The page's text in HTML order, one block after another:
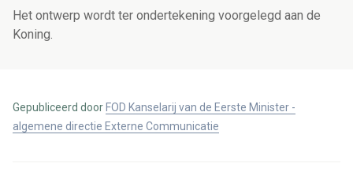
Het ontwerp wordt ter ondertekening voorgelegd aan de
Koning.
Gepubliceerd door FOD Kanselarij van de Eerste Minister -
algemene directie Externe Communicatie